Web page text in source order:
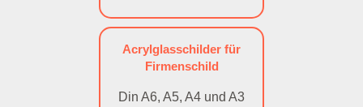
Acrylglasschilder für
Firmenschild
Din A6, A5, A4 und A3